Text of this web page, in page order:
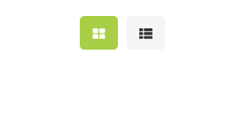
Mostrar resultados
Mostrar